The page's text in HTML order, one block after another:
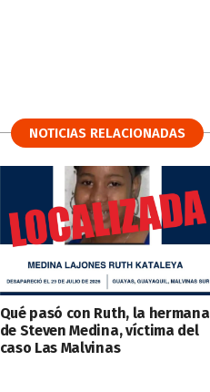
NOTICIAS RELACIONADAS
Qué pasó con Ruth, la hermana
de Steven Medina, víctima del
caso Las Malvinas